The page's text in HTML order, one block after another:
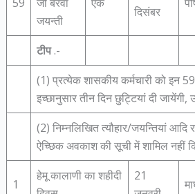
जयन्‍ती
दिसंबर
टीप .-
(1) प्रत्‍ये‍क शासकीय कर्मचारी को इन
इच्‍छानुसार तीन दिन छुट्टियां दी
(2) निम्‍नलिखित त्‍यौहार/जयन्तियां आदि
ऐच्छिक अवकाश की सूची में शामिल नहीं
1
हेमू कालाणी का शहीदी
21